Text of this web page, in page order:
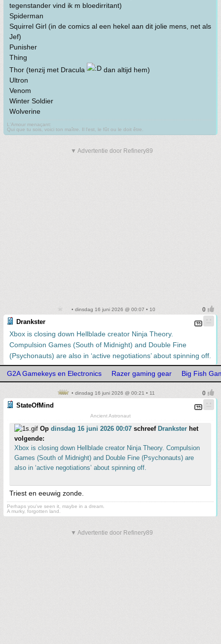
tegenstander vind ik m bloedirritant)
Spiderman
Squirrel Girl (in de comics al een hekel aan dit jolie mens, net als
Jef)
Punisher
Thing
Thor (tenzij met Dracula
dan altijd hem)
Ultron
Venom
Winter Soldier
Wolverine
L'Amour menaçant:
Qui que tu sois, voici ton maître. Il l'est, le fût ou le doit être.
▼ Advertentie door Refinery89
• dinsdag 16 juni 2026 @ 00:07 • 10
Drankster
Xbox is closing down Hellblade creator Ninja Theory.
Compulsion Games (South of Midnight) and Double Fine
(Psychonauts) are also in ‘active negotiations’ about spinning off.
G2A Gamekeys en Electronics Razer gaming gear Big Fish
• dinsdag 16 juni 2026 @ 00:21 • 11
StateOfMind
Ancient Astronaut
Op dinsdag 16 juni 2026 00:07 schreef Drankster het
volgende:
Xbox is closing down Hellblade creator Ninja Theory. Compulsion
Games (South of Midnight) and Double Fine (Psychonauts) are
also in ‘active negotiations’ about spinning off.
Triest en eeuwig zonde.
Perhaps you've seen it, maybe in a dream.
A murky, forgotten land.
▼ Advertentie door Refinery89